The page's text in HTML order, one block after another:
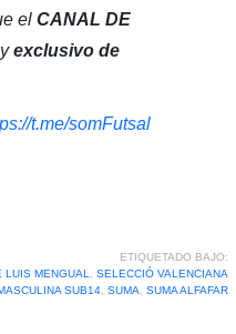
el CANAL DE
exclusivo de
t.me/somFutsal
ETIQUETADO BAJO:
LUIS MENGUAL
SELECCIÓ VALENCIANA
SUB14, SUMA SUMA ALFAFAR